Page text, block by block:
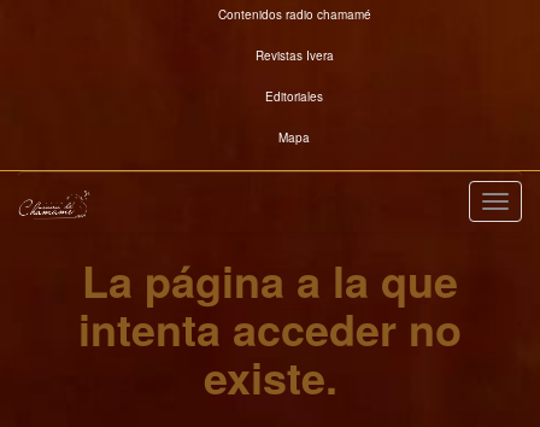
Contenidos radio chamamé
Revistas Ivera
Editoriales
Mapa
La página a la que
intenta acceder no
existe.